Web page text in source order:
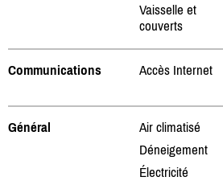
Vaisselle et
couverts
Communications Accès Internet
Général
Air climatisé
Déneigement
Électricité